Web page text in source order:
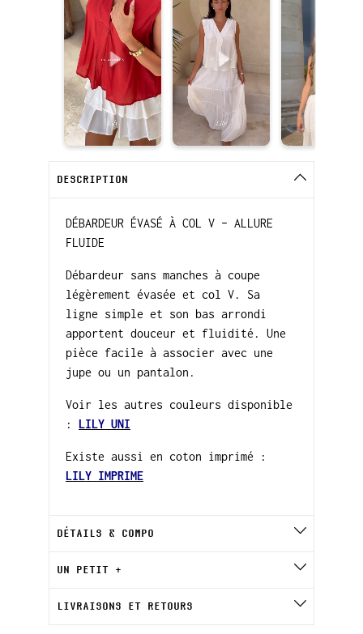
DESCRIPTION
DÉBARDEUR ÉVASÉ À COL V – ALLURE
FLUIDE
Débardeur sans manches à coupe
légèrement évasée et col V. Sa
ligne simple et son bas arrondi
apportent douceur et fluidité. Une
pièce facile à associer avec une
jupe ou un pantalon.
Voir les autres couleurs disponible
: LILY UNI
Existe aussi en coton imprimé :
LILY IMPRIME
DÉTAILS & COMPO
UN PETIT +
LIVRAISONS ET RETOURS